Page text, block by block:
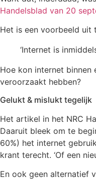
Handelsblad van 20
Het is een voorbeeld uit
‘Internet is
Hoe kon internet binnen
veroorzaakt hebben?
Gelukt & mislukt tegelijk
Het artikel in het NRC
Daaruit bleek om te
60%) het internet
krant terecht. ‘Of een
En ook geen alternatief